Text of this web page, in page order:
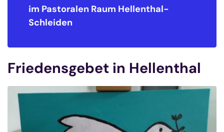
im Pastoralen Raum Hellenthal-
Schleiden
Friedensgebet in Hellenthal